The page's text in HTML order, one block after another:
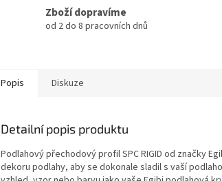
Zboží dopravíme
od 2 do 8 pracovních dnů
Popis Diskuze
Detailní popis produktu
Podlahový přechodový profil SPC RIGID od značky
dekoru podlahy, aby se dokonale sladil s vaší